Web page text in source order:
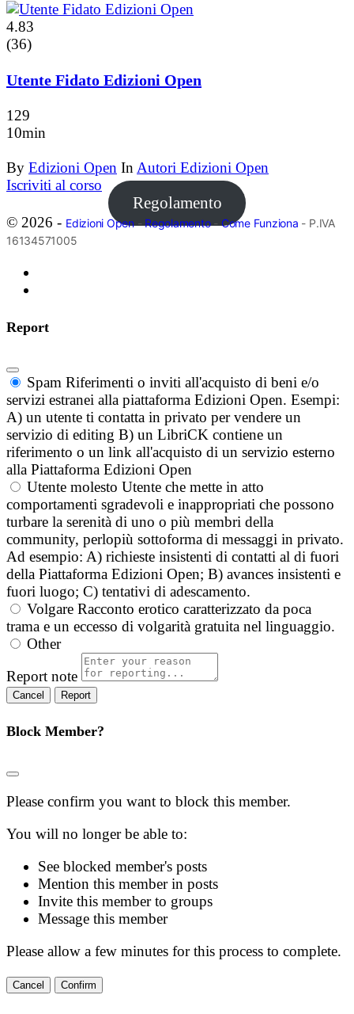
4.83
(36)
Utente Fidato Edizioni Open
129
10min
By Edizioni Open In Autori Edizioni Open
Iscriviti al corso
Regolamento
© 2026 - Edizioni Open-Regolamento-Come Funziona - P.IVA
16134571005
Report
Spam Riferimenti o inviti all'acquisto di beni e/o
servizi estranei alla piattaforma Edizioni Open. Esempi:
A) un utente ti contatta in privato per vendere un
servizio di editing B) un LibriCK contiene un
riferimento o un link all'acquisto di un servizio esterno
alla Piattaforma Edizioni Open
Utente molesto Utente che mette in atto
comportamenti sgradevoli e inappropriati che possono
turbare la serenità di uno o più membri della
community, perlopiù sottoforma di messaggi in privato.
Ad esempio: A) richieste insistenti di contatti al di fuori
della Piattaforma Edizioni Open; B) avances insistenti e
fuori luogo; C) tentativi di adescamento.
Volgare Racconto erotico caratterizzato da poca
trama e un eccesso di volgarità gratuita nel linguaggio.
Other
Report note
Report
Block Member?
Please confirm you want to block this member.
You will no longer be able to:
See blocked member's posts
Mention this member in posts
Invite this member to groups
Message this member
Please allow a few minutes for this process to complete.
Confirm